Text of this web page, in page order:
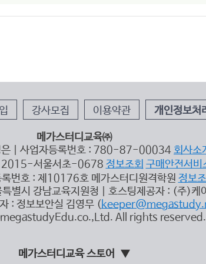
강사모집 이용약관 개인정보처
메가스터디교육㈜
은 | 사업자등록번호 : 780-87-00034 회사소
2015-서울서초-0678 정보조회 구매안전서비
록번호 : 제10176호 메가스터디원격학원 정보
별시 강남교육지원청 | 호스팅제공자 : (주)케
: 정보보안실 김영무 (
All rights reserved.
메가스터디교육 스토어